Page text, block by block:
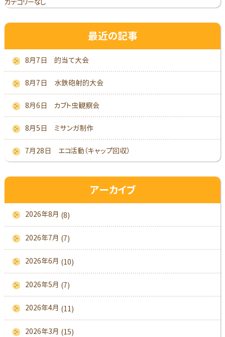
最近の記事
8月7日 的当て大会
8月7日 水鉄砲射的大会
8月6日 カブト虫観察会
8月5日 ミサンガ制作
7月28日 エコ活動（キャップ回収）
アーカイブ
2026年8月 (8)
2026年7月 (7)
2026年6月 (10)
2026年5月 (7)
2026年4月 (11)
2026年3月 (15)